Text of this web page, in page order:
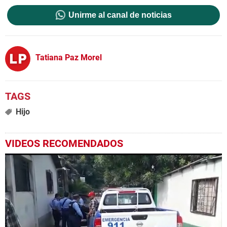
Unirme al canal de noticias
Tatiana Paz Morel
Hijo
VIDEOS RECOMENDADOS